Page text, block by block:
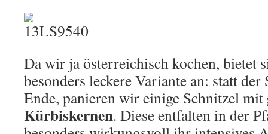
Da wir ja österreichisch kochen, bietet
besonders leckere Variante an: statt
Ende, panieren wir einige Schnitzel mit
Kürbiskernen. Diese entfalten in der